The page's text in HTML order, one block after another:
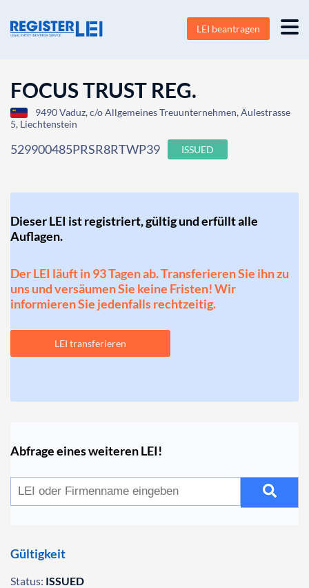
LEI beantragen
FOCUS TRUST REG.
9490 Vaduz, c/o Allgemeines Treuunternehmen, Äulestrasse
5, Liechtenstein
529900485PRSR8RTWP39 ISSUED
Dieser LEI ist registriert, gültig und erfüllt alle
Auflagen.
Der LEI läuft in 93 Tagen ab. Transferieren Sie ihn zu
uns und versäumen Sie keine Fristen! Wir
informieren Sie jedenfalls rechtzeitig.
LEI transferieren
Abfrage eines weiteren LEI!
Gültigkeit
Status: ISSUED